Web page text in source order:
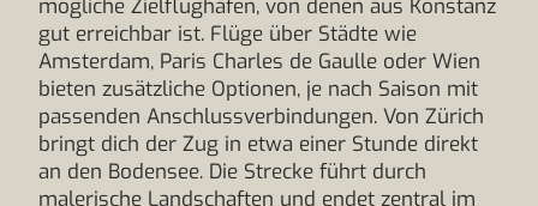
mögliche Zielflughäfen, von denen aus Konstanz
gut erreichbar ist. Flüge über Städte wie
Amsterdam, Paris Charles de Gaulle oder Wien
bieten zusätzliche Optionen, je nach Saison mit
passenden Anschlussverbindungen. Von Zürich
bringt dich der Zug in etwa einer Stunde direkt
an den Bodensee. Die Strecke führt durch
malerische Landschaften und endet zentral im